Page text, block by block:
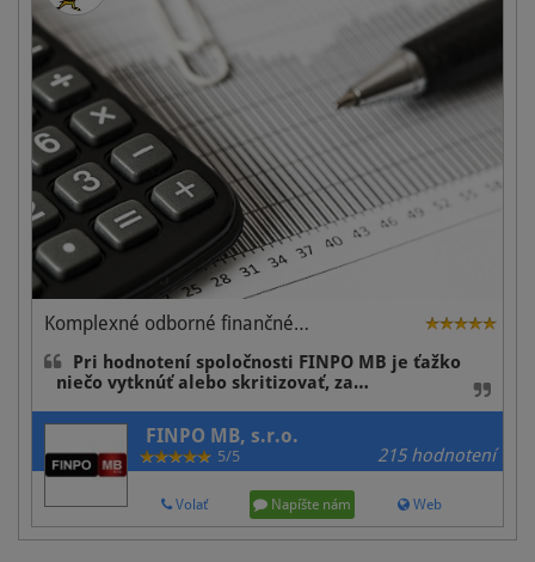
Komplexné odborné finančné…
Pri hodnotení spoločnosti FINPO MB je ťažko
niečo vytknúť alebo skritizovať, za…
FINPO MB, s.r.o.
5/5 215 hodnotení
Volať Napíšte nám Web